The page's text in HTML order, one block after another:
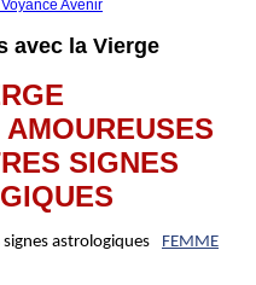
avec la Vierge
SIGNES
FEMME